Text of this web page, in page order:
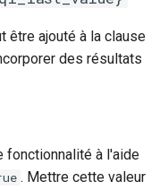
être ajouté à la clause
des résultats
fonctionnalité à l'aide
. Mettre cette valeur